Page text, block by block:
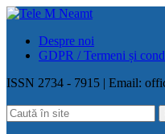
Despre noi
GDPR / Termeni și
ISSN 2734 - 7915 | Email: